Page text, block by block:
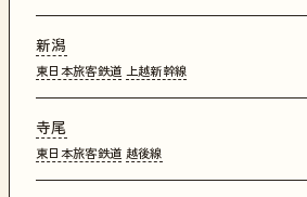
新潟
東日本旅客鉄道 上越新幹線
寺尾
東日本旅客鉄道 越後線